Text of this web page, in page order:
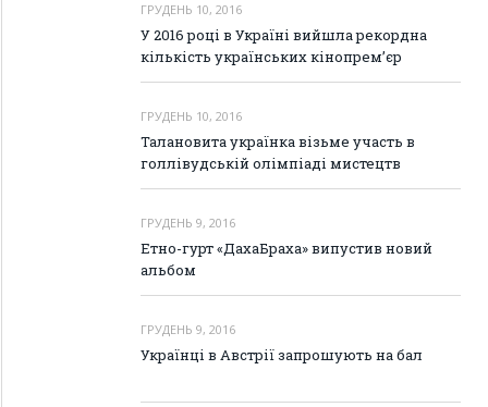
ГРУДЕНЬ 10, 2016
У 2016 році в Україні вийшла рекордна
кількість українських кінопрем’єр
ГРУДЕНЬ 10, 2016
Талановита українка візьме участь в
голлівудській олімпіаді мистецтв
ГРУДЕНЬ 9, 2016
Етно-гурт «ДахаБраха» випустив новий
альбом
ГРУДЕНЬ 9, 2016
Українці в Австрії запрошують на бал